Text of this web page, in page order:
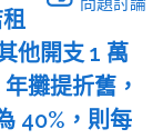
他開支 1 萬
攤提折舊，
40%，則每